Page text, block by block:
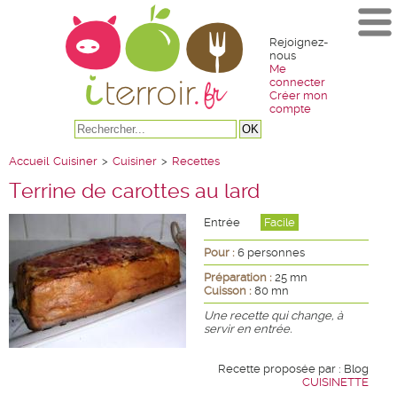
Rejoignez-
nous
Me
connecter
Créer mon
compte
Accueil Cuisiner > Cuisiner > Recettes
Terrine de carottes au lard
Entrée Facile
Pour : 6 personnes
Préparation : 25 mn
Cuisson : 80 mn
Une recette qui change, à
servir en entrée.
Recette proposée par : Blog
CUISINETTE